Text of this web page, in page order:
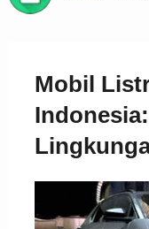
Mobil